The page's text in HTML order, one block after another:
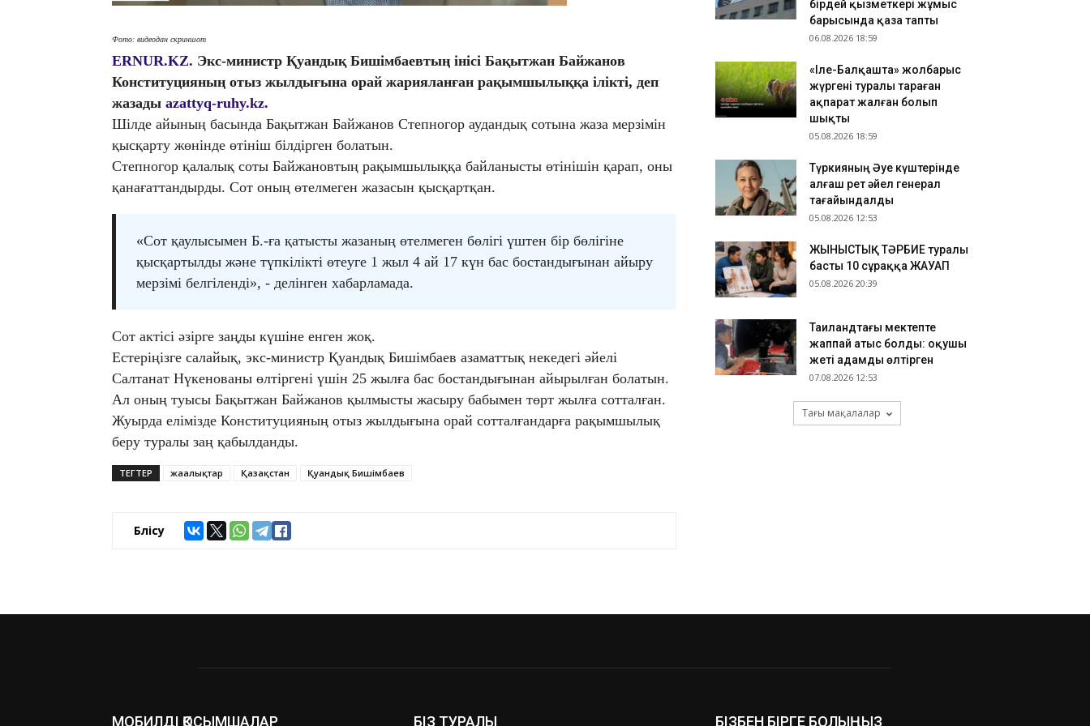
Фото: видеодан скриншот
ERNUR.KZ. Экс-министр Қуандық Бишімбаевтың інісі Бақытжан Байжанов
Конституцияның отыз жылдығына орай жарияланған рақымшылыққа ілікті, деп
жазады azattyq-ruhy.kz.
Шілде айының басында Бақытжан Байжанов Степногор аудандық сотына жаза мерзімін
қысқарту жөнінде өтініш білдірген болатын.
Степногор қалалық соты Байжановтың рақымшылыққа байланысты өтінішін қарап, оны
қанағаттандырды. Сот оның өтелмеген жазасын қысқартқан.
«Сот қаулысымен Б.-ға қатысты жазаның өтелмеген бөлігі үштен бір бөлігіне
қысқартылды және түпкілікті өтеуге 1 жыл 4 ай 17 күн бас бостандығынан айыру
мерзімі белгіленді», - делінген хабарламада.
Сот актісі әзірге заңды күшіне енген жоқ.
Естеріңізге салайық, экс-министр Қуандық Бишімбаев азаматтық некедегі әйелі
Салтанат Нүкенованы өлтіргені үшін 25 жылға бас бостандығынан айырылған болатын.
Ал оның туысы Бақытжан Байжанов қылмысты жасыру бабымен төрт жылға сотталған.
Жуырда елімізде Конституцияның отыз жылдығына орай сотталғандарға рақымшылық
беру туралы заң қабылданды.
ТЕГТЕР жаңалықтар Қазақстан Қуандық Бишімбаев
Бөлісу
Грантпен оқуға түссеңіз де гранттан айырылып
қалуыңыз мүмкін: Сарапшы себебін түсіндірді
07.08.2026 11:11
ТҮРКІСТАН: Мал шаруашылығын дамытуға
бағытталған жеңілдетілген несиелер бойынша
семинар өтті
бірдей қызметкері жұмыс
барысында қаза тапты
06.08.2026 18:59
«Іле-Балқашта» жолбарыс
жүргені туралы тараған
ақпарат жалған болып
шықты
05.08.2026 18:59
Түркияның Әуе күштерінде
алғаш рет әйел генерал
тағайындалды
05.08.2026 12:53
ЖЫНЫСТЫҚ ТӘРБИЕ туралы
басты 10 сұраққа ЖАУАП
05.08.2026 20:39
Таиландтағы мектепте
жаппай атыс болды: оқушы
жеті адамды өлтірген
07.08.2026 12:53
Тағы мақалалар
МОБИЛДІ ҚОСЫМШАЛАР БІЗ ТУРАЛЫ БІЗБЕН БІРГЕ БОЛЫҢЫЗ